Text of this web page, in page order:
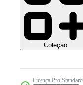
Coleção
Licença Pro Standard